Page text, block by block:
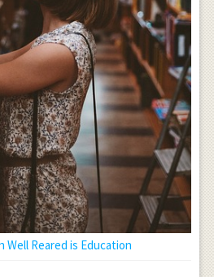
Well Reared is Education